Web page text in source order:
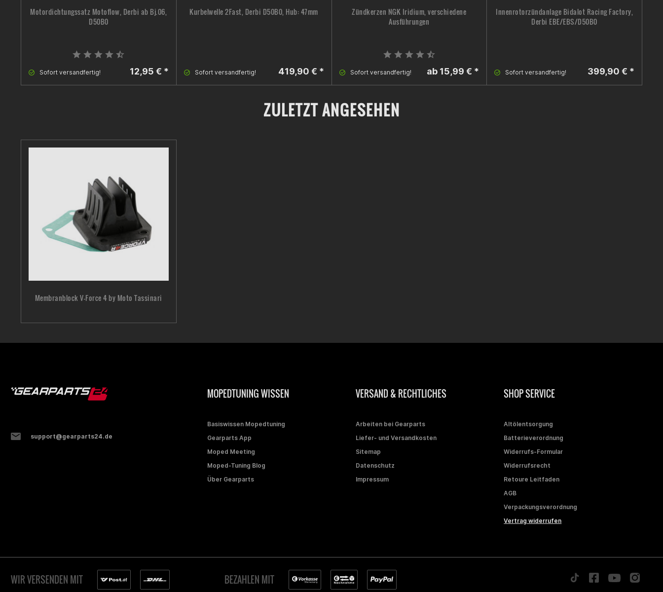
Motordichtungssatz Motoflow, Derbi ab Bj.06,
D50B0
Sofort versandfertig! 12,95 € *
Kurbelwelle 2Fast, Derbi D50B0, Hub: 47mm
Sofort versandfertig! 419,90 € *
Zündkerzen NGK Iridium, verschiedene
Ausführungen
Sofort versandfertig! ab 15,99 € *
Innenrotorzündanlage Bidalot Racing Factory,
Derbi EBE/EBS/D50B0
Sofort versandfertig! 399,90 € *
ZULETZT ANGESEHEN
Membranblock V-Force 4 by Moto Tassinari
support@gearparts24.de
MOPEDTUNING WISSEN
Basiswissen Mopedtuning
Gearparts App
Moped Meeting
Moped-Tuning Blog
Über Gearparts
VERSAND & RECHTLICHES
Arbeiten bei Gearparts
Liefer- und Versandkosten
Sitemap
Datenschutz
Impressum
SHOP SERVICE
Altölentsorgung
Batterieverordnung
Widerrufs-Formular
Widerrufsrecht
Retoure Leitfaden
AGB
Verpackungsverordnung
Vertrag widerrufen
WIR VERSENDEN MIT BEZAHLEN MIT